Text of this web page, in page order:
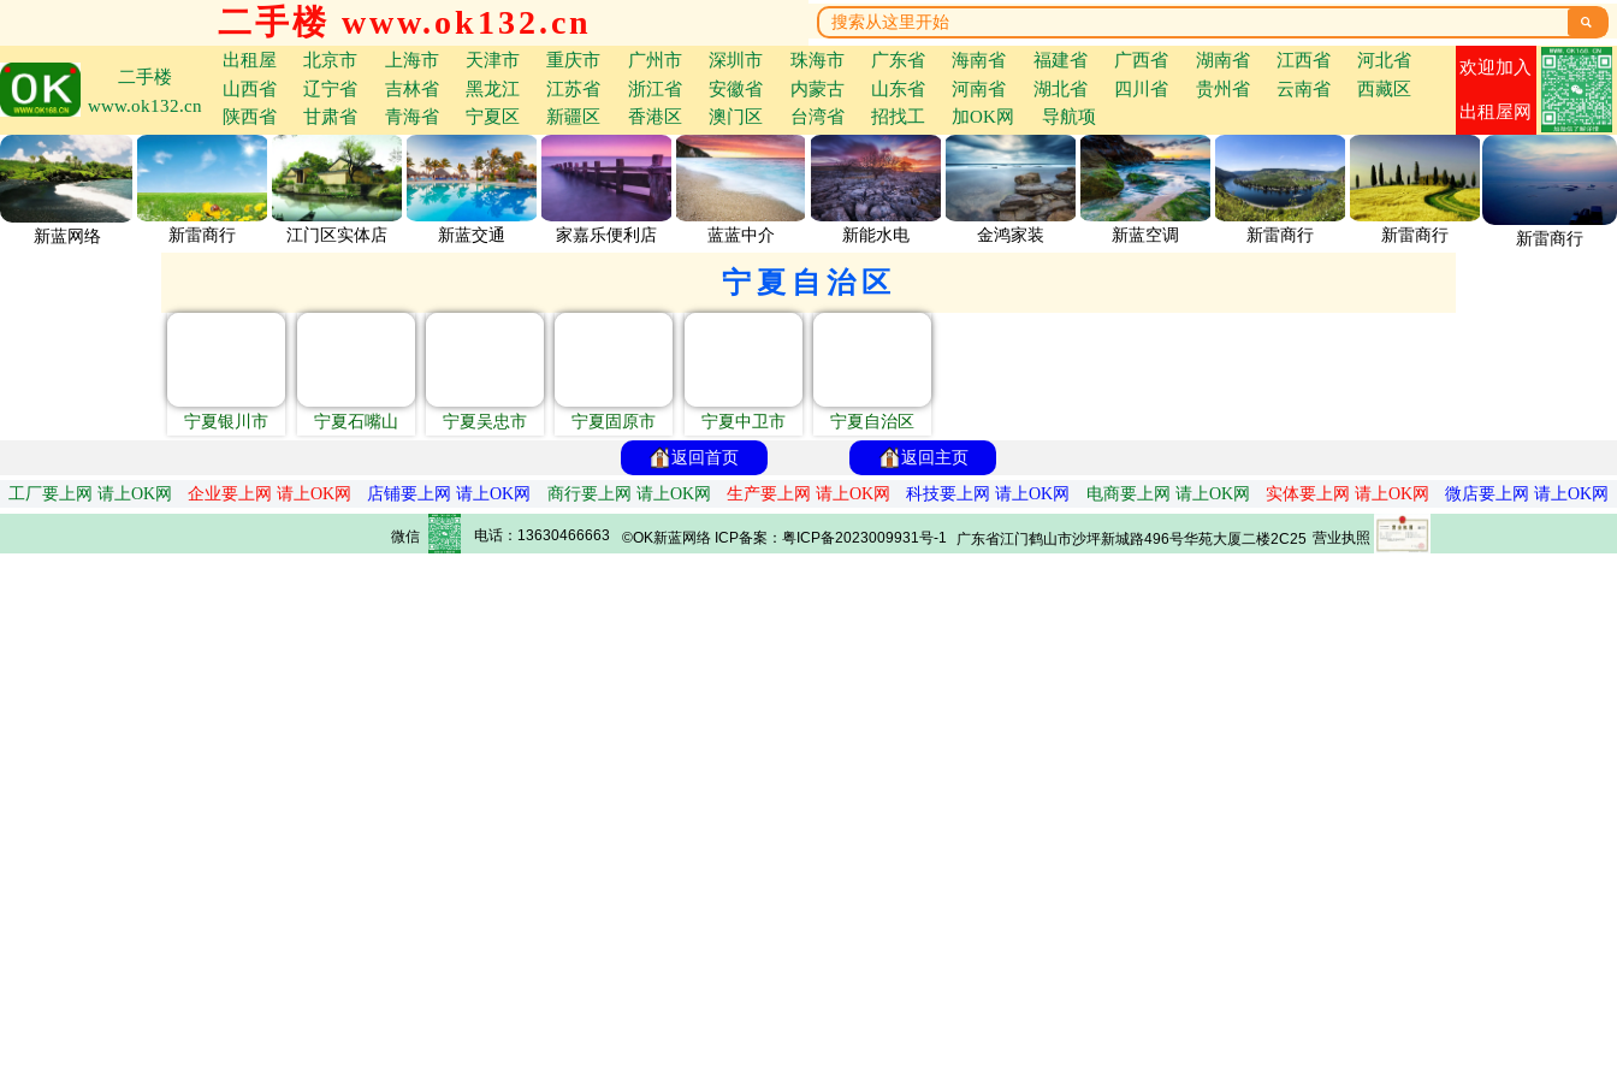
二手楼 www.ok132.cn 
二手楼
www.ok132.cn
出租屋 北京市 上海市 天津市 重庆市 广州市 深圳市 珠海市 广东省 海南省 福建省 广西省 湖南省 江西省
河北省
山西省
辽宁省 吉林省 黑龙江 江苏省 浙江省 安徽省 内蒙古 山东省 河南省 湖北省 四川省 贵州省 云南省
西藏区
陕西省
甘肃省 青海省 宁夏区 新疆区 香港区 澳门区 台湾省 招找工 加OK网 导航项
欢迎加入
出租屋网
新蓝网络 新雷商行 江门区实体店 新蓝交通 家嘉乐便利店 蓝蓝中介 新能水电 金鸿家装 新蓝空调 新雷商行 新雷商行 新雷商行
宁夏自治区
宁夏银川市 宁夏石嘴山 宁夏吴忠市 宁夏固原市 宁夏中卫市
宁夏自治区
返回首页
返回主页
工厂要上网 请上OK网
企业要上网 请上OK网 店铺要上网 请上OK网 商行要上网 请上OK网 生产要上网 请上OK网 科技要上网 请上OK网 电商要上网 请上OK网 实体要上网 请上OK网 微店要上网 请上OK网
微信 电话：13630466663 ©OK新蓝网络 ICP备案：粤ICP备2023009931号-1 广东省江门鹤山市沙坪新城路496号华苑大厦二楼2C25 营业执照